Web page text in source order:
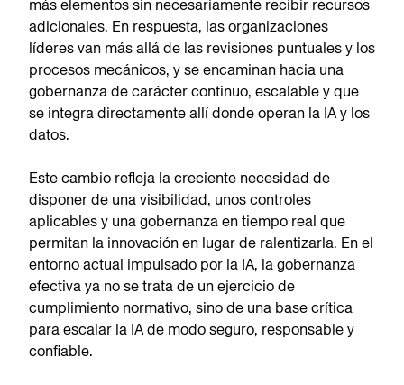
más elementos sin necesariamente recibir recursos
adicionales. En respuesta, las organizaciones
líderes van más allá de las revisiones puntuales y los
procesos mecánicos, y se encaminan hacia una
gobernanza de carácter continuo, escalable y que
se integra directamente allí donde operan la IA y los
datos.
Este cambio refleja la creciente necesidad de
disponer de una visibilidad, unos controles
aplicables y una gobernanza en tiempo real que
permitan la innovación en lugar de ralentizarla. En el
entorno actual impulsado por la IA, la gobernanza
efectiva ya no se trata de un ejercicio de
cumplimiento normativo, sino de una base crítica
para escalar la IA de modo seguro, responsable y
confiable.